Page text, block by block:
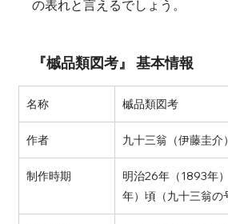
の表れと言えるでしょう。
『槭品類図考』 基本情報
名称 槭品類図考
作者 九十三翁（伊藤圭介）
制作時期
明治26年（1893年
年）頃（九十三翁の